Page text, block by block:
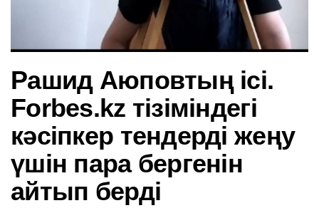
Рашид Аюповтың ісі.
Forbes.kz тізіміндегі
кәсіпкер тендерді жеңу
үшін пара бергенін
айтып берді